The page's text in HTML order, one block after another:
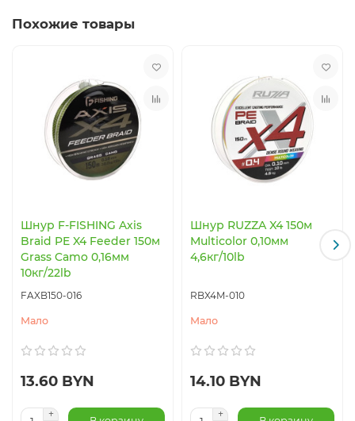
Похожие товары
Шнур F-FISHING Axis
Braid PE X4 Feeder 150м
Grass Camo 0,16мм
10кг/22lb
FAXB150-016
Мало
13.60 BYN
Шнур RUZZA X4 150м
Multicolor 0,10мм
4,6кг/10lb
RBX4M-010
Мало
14.10 BYN